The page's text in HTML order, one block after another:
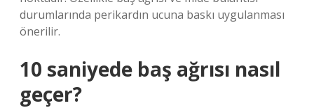
durumlarında perikardın ucuna baskı uygulanması
önerilir.
10 saniyede baş ağrısı nasıl
geçer?